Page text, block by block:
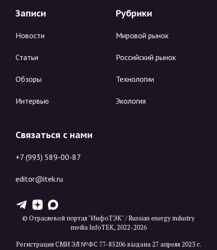
Записи
Новости
Статьи
Обзоры
Интервью
Рубрики
Мировой рынок
Российский рынок
Технологии
Экология
Связаться с нами
+7 (993) 589-00-87
editor@itek.ru
T Z X
© Отраслевой портал "ИнфоТЭК" / Russian energy industry
media InfoTEK, 2022-2026
Регистрация СМИ ЭЛ №ФС 77-85206 выдана 27 апреля 2023 г.